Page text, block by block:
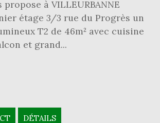
à VILLEURBANNE
étage 3/3 rue du Progrès un
T2 de 46m² avec cuisine
et grand...
DÉTAILS